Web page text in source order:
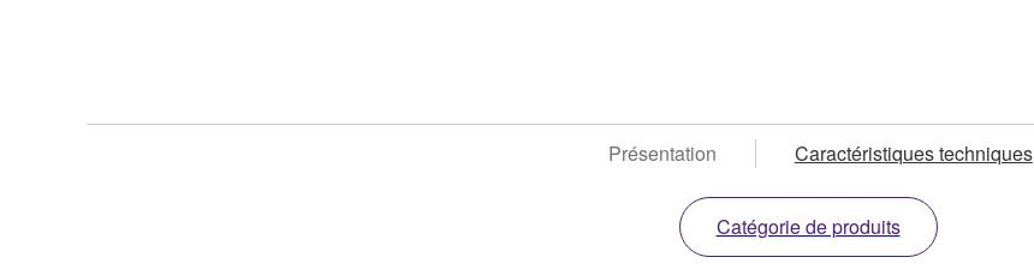
Présentation Caractéristiques techniques
Catégorie de produits